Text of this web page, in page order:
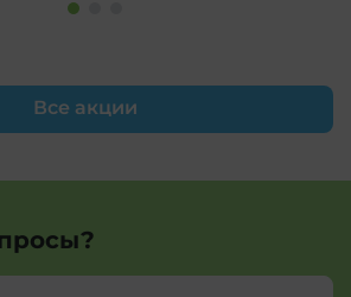
Все акции